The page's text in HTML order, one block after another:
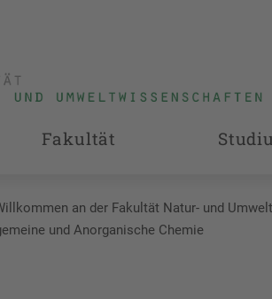
Fakultät
an der Fakultät Natur- und
und Anorganische Chemie